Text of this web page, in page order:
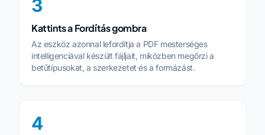
3
Kattints a Fordítás gombra
Az eszköz azonnal lefordítja a PDF mesterséges
intelligenciával készült fájljait, miközben megőrzi a
betűtípusokat, a szerkezetet és a formázást.
4